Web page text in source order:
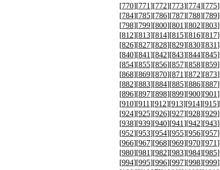
[770][771][772][773][774][775
[784][785][786][787][788][789
[798][799][800][801][802][803
[812][813][814][815][816][817
[826][827][828][829][830][831
[840][841][842][843][844][845
[854][855][856][857][858][859
[868][869][870][871][872][873
[882][883][884][885][886][887
[896][897][898][899][900][901
[910][911][912][913][914][915
[924][925][926][927][928][929
[938][939][940][941][942][943
[952][953][954][955][956][957
[966][967][968][969][970][971
[980][981][982][983][984][985
[994][995][996][997][998][999